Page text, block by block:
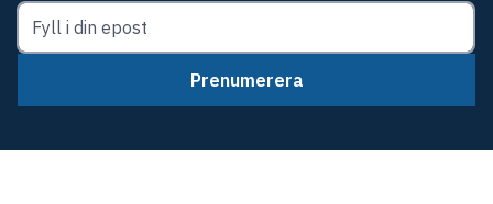
Prenumerera